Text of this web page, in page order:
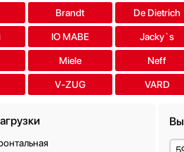
Brandt De Dietrich
IO MABE Jacky`s
Miele Neff
V-ZUG VARD